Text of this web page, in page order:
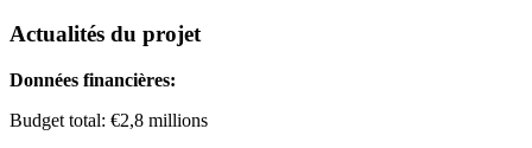
Actualités du projet
Données financières:
Budget total: €2,8 millions